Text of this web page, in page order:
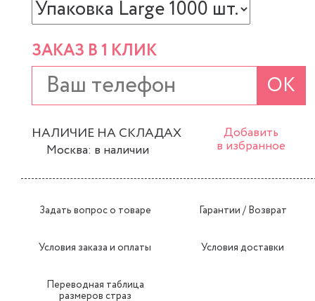
ЗАКАЗ В 1 КЛИК
ОК
НАЛИЧИЕ НА СКЛАДАХ
Москва: в наличии
Добавить
в избранное
Задать вопрос о товаре Гарантии / Возврат
Условия заказа и оплаты Условия доставки
Переводная таблица
размеров страз